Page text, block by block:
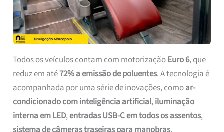
Todos os veículos contam com motorizaçãoEuro 6, que
reduz em até72% a emissão de poluentes. A tecnologia é
acompanhada por uma série de inovações, comoar-
condicionado com inteligência artificial,iluminação
interna em LED,entradas USB-C em todos os assentos,